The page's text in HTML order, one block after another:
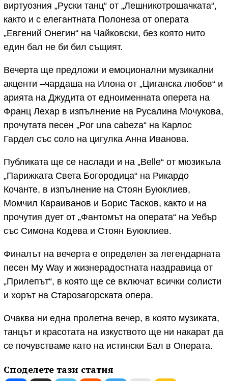
виртуозния „Руски танц“ от „Лешникотрошачката“,
както и с елегантната Полонеза от операта
„Евгений Онегин“ на Чайковски, без която нито
един бал не би бил същият.
Вечерта ще предложи и емоционални музикални
акценти –чардаша на Илона от „Циганска любов“ и
арията на Джудита от едноименната оперета на
Франц Лехар в изпълнение на Русалина Мочукова,
прочутата песен „Por una cabeza“ на Карлос
Гардел със соло на цигулка Анна Иванова.
Публиката ще се наслади и на „Belle“ от мюзикъла
„Парижката Света Богородица“ на Рикардо
Кочанте, в изпълнение на Стоян Буюклиев,
Момчил Караиванов и Борис Тасков, както и на
прочутия дует от „Фантомът на операта“ на Уебър
със Симона Кодева и Стоян Буюклиев.
Финалът на вечерта е определен за легендарната
песен My Way и жизнерадостната наздравица от
„Прилепът“, в която ще се включат всички солисти
и хорът на Старозагорската опера.
Очаква ни една пролетна вечер, в която музиката,
танцът и красотата на изкуството ще ни накарат да
се почувстваме като на истински Бал в Операта.
Споделете тази статия